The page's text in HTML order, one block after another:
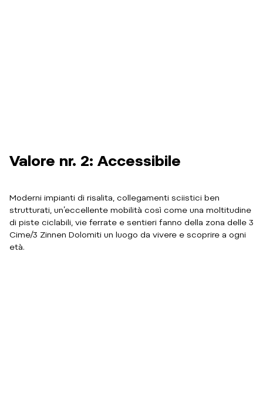
Valore nr. 2: Accessibile
Moderni impianti di risalita, collegamenti sciistici ben
strutturati, un’eccellente mobilità così come una moltitudine
di piste ciclabili, vie ferrate e sentieri fanno della zona delle 3
Cime/3 Zinnen Dolomiti un luogo da vivere e scoprire a ogni
età.